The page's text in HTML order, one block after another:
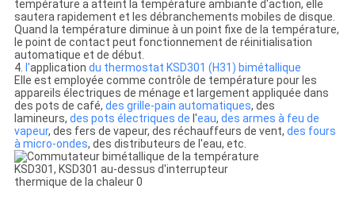
température a atteint la température ambiante d'action, elle
sautera rapidement et les débranchements mobiles de disque.
Quand la température diminue à un point fixe de la température,
le point de contact peut fonctionnement de réinitialisation
automatique et de début.
4. l'application du thermostat KSD301 (H31) bimétallique
Elle est employée comme contrôle de température pour les
appareils électriques de ménage et largement appliquée dans
des pots de café, des grille-pain automatiques, des
lamineurs, des pots électriques de l'eau, des armes à feu de
vapeur, des fers de vapeur, des réchauffeurs de vent, des fours
à micro-ondes, des distributeurs de l'eau, etc.